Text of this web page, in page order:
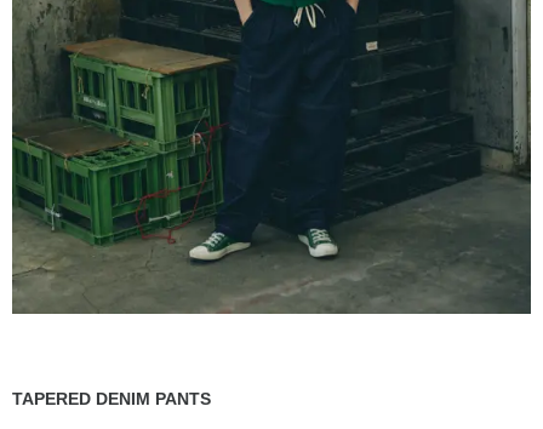
TAPERED DENIM PANTS